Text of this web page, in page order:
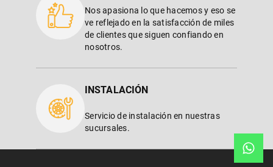
Nos apasiona lo que hacemos y eso se
ve reflejado en la satisfacción de miles
de clientes que siguen confiando en
nosotros.
INSTALACIÓN
Servicio de instalación en nuestras
sucursales.